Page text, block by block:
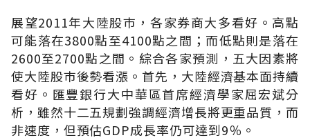
展望2011年大陸股巿，各家券商大多看好。高點
可能落在3800點至4100點之間；而低點則是落在
2600至2700點之間。綜合各家預測，五大因素將
使大陸股巿後勢看漲。首先，大陸經濟基本面持續
看好。匯豐銀行大中華區首席經濟學家屈宏斌分
析，雖然十二五規劃強調經濟增長將更重品質，而
非速度，但預估GDP成長率仍可達到9％。